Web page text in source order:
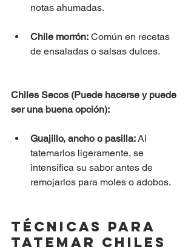
notas ahumadas.
Chile morrón: Común en recetas
de ensaladas o salsas dulces.
Chiles Secos (Puede hacerse y puede
ser una buena opción):
Guajillo, ancho o pasilla: Al
tatemarlos ligeramente, se
intensifica su sabor antes de
remojarlos para moles o adobos.
Técnicas para
Tatemar Chiles